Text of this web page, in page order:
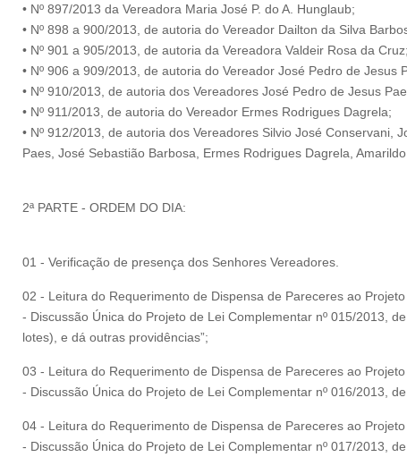
• Nº 897/2013 da Vereadora Maria José P. do A. Hunglaub;
• Nº 898 a 900/2013, de autoria do Vereador Dailton da Silva
• Nº 901 a 905/2013, de autoria da Vereadora Valdeir Rosa da Cruz;
• Nº 906 a 909/2013, de autoria do Vereador José Pedro de Jesus
• Nº 910/2013, de autoria dos Vereadores José Pedro de Jesus
• Nº 911/2013, de autoria do Vereador Ermes Rodrigues Dagrela;
• Nº 912/2013, de autoria dos Vereadores Silvio José Conservani,
Paes, José Sebastião Barbosa, Ermes Rodrigues Dagrela, Amarildo
2ª PARTE - ORDEM DO DIA:
01 - Verificação de presença dos Senhores Vereadores.
02 - Leitura do Requerimento de Dispensa de Pareceres ao
- Discussão Única do Projeto de Lei Complementar nº 015/2013,
lotes), e dá outras providências”;
03 - Leitura do Requerimento de Dispensa de Pareceres ao
- Discussão Única do Projeto de Lei Complementar nº 016/2013,
04 - Leitura do Requerimento de Dispensa de Pareceres ao
- Discussão Única do Projeto de Lei Complementar nº 017/2013,